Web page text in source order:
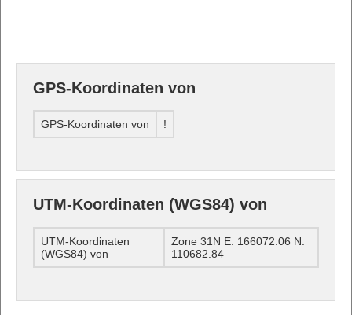
GPS-Koordinaten von
GPS-Koordinaten von !
UTM-Koordinaten (WGS84) von
UTM-Koordinaten
(WGS84) von
Zone 31N E: 166072.06 N:
110682.84